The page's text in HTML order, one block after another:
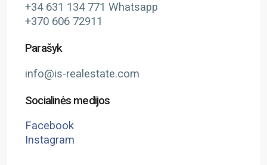
+34 631 134 771 Whatsapp
+370 606 72911
Parašyk
info@is-realestate.com
Socialinės medijos
Facebook
Instagram